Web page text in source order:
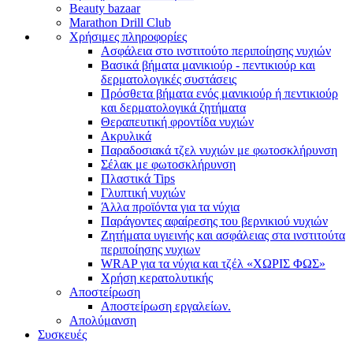
Beauty bazaar
Marathon Drill Club
Χρήσιμες πληροφορίες
Ασφάλεια στο ινστιτούτο περιποίησης νυχιών
Βασικά βήματα μανικιούρ - πεντικιούρ και
δερματολογικές συστάσεις
Πρόσθετα βήματα ενός μανικιούρ ή πεντικιούρ
και δερματολογικά ζητήματα
Θεραπευτική φροντίδα νυχιών
Ακρυλικά
Παραδοσιακά τζελ νυχιών με φωτοσκλήρυνση
Σέλακ με φωτοσκλήρυνση
Πλαστικά Tips
Γλυπτική νυχιών
Άλλα προϊόντα για τα νύχια
Παράγοντες αφαίρεσης του βερνικιού νυχιών
Ζητήματα υγιεινής και ασφάλειας στα ινστιτούτα
περιποίησης νυχιων
WRAP για τα νύχια και τζέλ «ΧΩΡΙΣ ΦΩΣ»
Χρήση κερατολυτικής
Αποστείρωση
Αποστείρωση εργαλείων.
Απολύμανση
Συσκευές